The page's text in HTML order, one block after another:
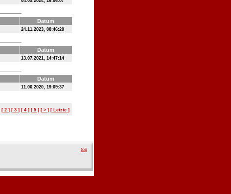
Datum
24.11.2023, 08:46:20
Datum
13.07.2021, 14:47:14
Datum
11.06.2020, 19:09:37
[ 2 ] [ 3 ] [ 4 ] [ 5 ] [ > ] [ Letzte ]
top